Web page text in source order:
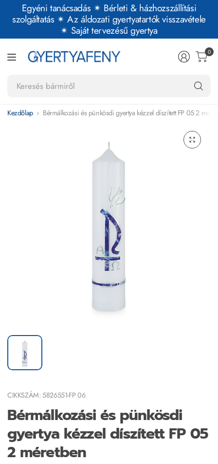
Egyéni tanácsadás ✴︎ Bérleti & házhozszállítási
szolgáltatás ✴︎ Az áldozati gyertyatartók visszavétele
✴︎ Saját tervezésű gyertya
0
Kezdőlap Bérmálkozási és pünkösdi gyertya kézzel díszített FP 05 2
CIKKSZÁM: 5826551-FP 06
Bérmálkozási és pünkösdi
gyertya kézzel díszített FP 05
2 méretben